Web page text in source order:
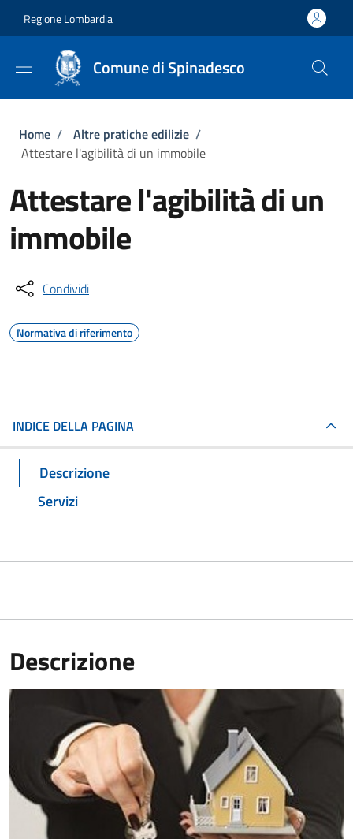
Regione Lombardia
Comune di Spinadesco
Briciole di pane
Home / Altre pratiche edilizie /
Attestare l'agibilità di un immobile
Attestare l'agibilità di un
immobile
Condividi
Normativa di riferimento
INDICE DELLA PAGINA
Descrizione
Servizi
Descrizione